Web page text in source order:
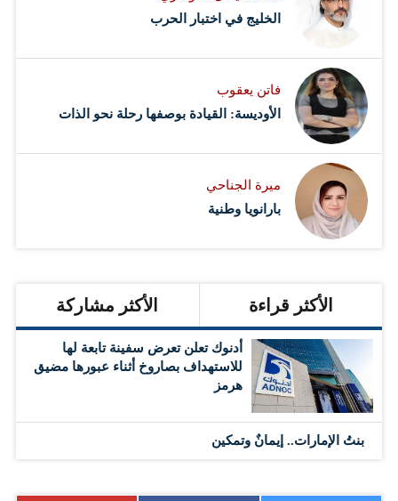
‏الخليج في اختبار الحرب
فاتن يعقوب
الأوديسة: القيادة بوصفها رحلة نحو الذات
ميرة الجناحي
بارانويا وطنية
الأكثر قراءة الأكثر مشاركة
أدنوك تعلن تعرض سفينة تابعة لها
للاستهداف بصاروخ أثناء عبورها مضيق
هرمز
بنتُ الإمارات.. إيمانٌ وتمكين